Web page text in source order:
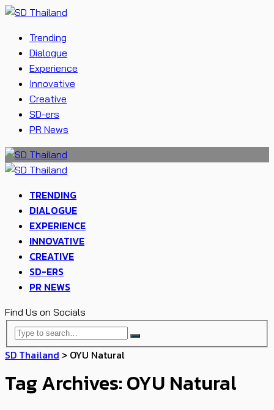
Trending
Dialogue
Experience
Innovative
Creative
SD-ers
PR News
TRENDING
DIALOGUE
EXPERIENCE
INNOVATIVE
CREATIVE
SD-ERS
PR NEWS
Find Us on Socials
SD Thailand > OYU Natural
Tag Archives: OYU Natural